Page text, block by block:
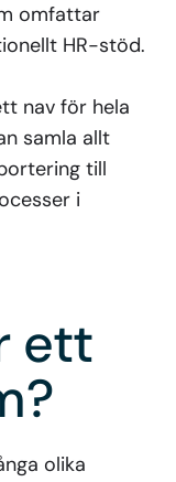
omfattar
HR-stöd.
nav för hela
samla allt
till
i
ett
olika